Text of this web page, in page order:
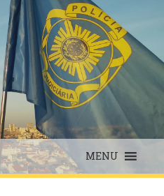
MENU